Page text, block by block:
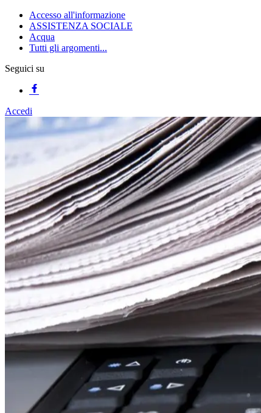
Accesso all'informazione
ASSISTENZA SOCIALE
Acqua
Tutti gli argomenti...
Seguici su
Accedi